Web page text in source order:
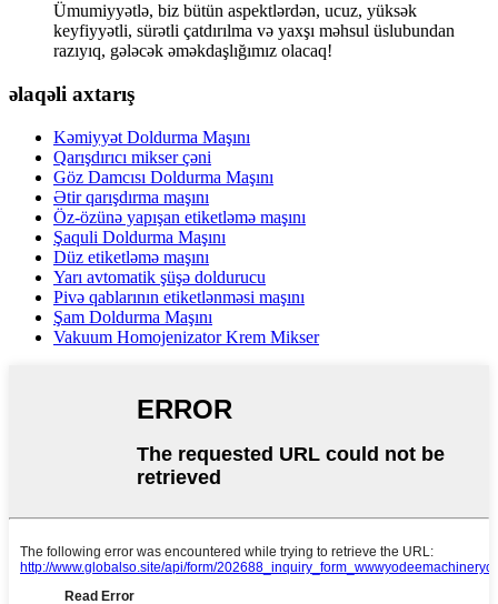
Ümumiyyətlə, biz bütün aspektlərdən, ucuz, yüksək
keyfiyyətli, sürətli çatdırılma və yaxşı məhsul üslubundan
razıyıq, gələcək əməkdaşlığımız olacaq!
əlaqəli axtarış
Kəmiyyət Doldurma Maşını
Qarışdırıcı mikser çəni
Göz Damcısı Doldurma Maşını
Ətir qarışdırma maşını
Öz-özünə yapışan etiketləmə maşını
Şaquli Doldurma Maşını
Düz etiketləmə maşını
Yarı avtomatik şüşə doldurucu
Pivə qablarının etiketlənməsi maşını
Şam Doldurma Maşını
Vakuum Homojenizator Krem Mikser